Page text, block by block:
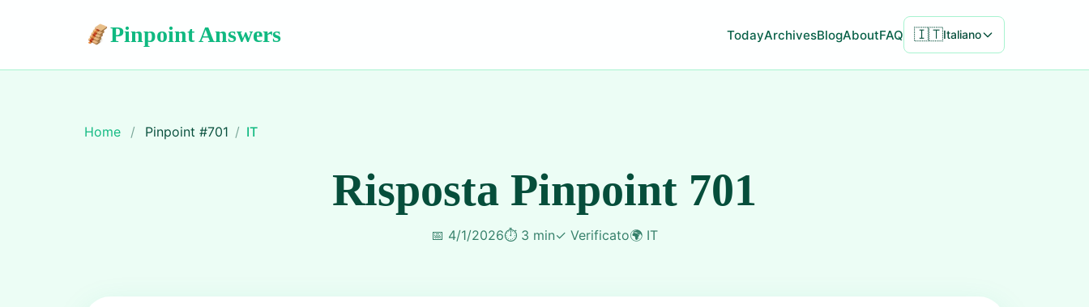
Pinpoint Answers TodayArchivesBlogAboutFAQ 🇮🇹Italiano
Home / Pinpoint #701 / IT
Risposta Pinpoint 701
📅 4/1/2026⏱️ 3 min✓ Verificato🌍 IT